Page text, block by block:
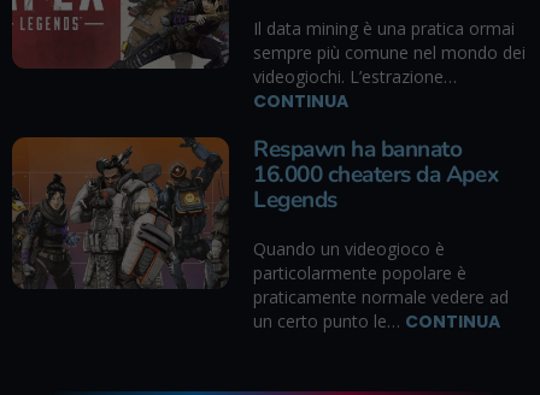
Il data mining è una pratica ormai
sempre più comune nel mondo dei
videogiochi. L’estrazione…
CONTINUA
Respawn ha bannato
16.000 cheaters da Apex
Legends
Quando un videogioco è
particolarmente popolare è
praticamente normale vedere ad
un certo punto le… CONTINUA